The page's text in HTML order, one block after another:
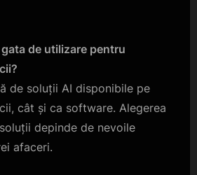
de utilizare pentru
de soluții AI disponibile pe
cât și ca software. Alegerea
depinde de nevoile
afaceri.